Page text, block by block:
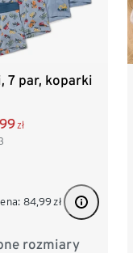
7 par, koparki
zł
84,99 zł
rozmiary
98/104